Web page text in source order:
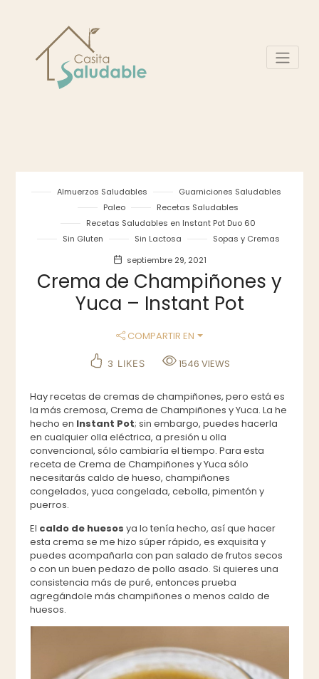
Almuerzos Saludables
Guarniciones Saludables
Paleo
Recetas Saludables
Recetas Saludables en Instant Pot Duo 60
Sin Gluten
Sin Lactosa
Sopas y Cremas
septiembre 29, 2021
Crema de Champiñones y
Yuca – Instant Pot
COMPARTIR EN
3 LIKES 1546 VIEWS
Hay recetas de cremas de champiñones, pero está es
la más cremosa, Crema de Champiñones y Yuca. La he
hecho en Instant Pot; sin embargo, puedes hacerla
en cualquier olla eléctrica, a presión u olla
convencional, sólo cambiaría el tiempo. Para esta
receta de Crema de Champiñones y Yuca sólo
necesitarás caldo de hueso, champiñones
congelados, yuca congelada, cebolla, pimentón y
puerros.
El caldo de huesos ya lo tenía hecho, así que hacer
esta crema se me hizo súper rápido, es exquisita y
puedes acompañarla con pan salado de frutos secos
o con un buen pedazo de pollo asado. Si quieres una
consistencia más de puré, entonces prueba
agregándole más champiñones o menos caldo de
huesos.